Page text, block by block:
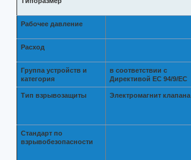
Рабочее давление
Расход
Группа устройств и
категория
в соответствии с
Директивой ЕС 94/9/EС
Тип взрывозащиты Электромагнит клапана
Стандарт по
взрывобезопасности